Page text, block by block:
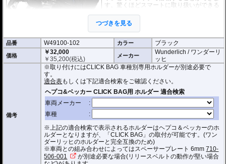
す。驚くほどスマートに取り扱いができる
現。
撥水加工が施された耐久性が非常に高い生
地を採用。
形状保持設計で、中身が空の状態でも型崩れせず、高速走行におけるバタつ
きを防ぎます。
防水インナー、防水ジッパーを装備しており、高い防水性能を有しておりま
す。(完全防水を保証するものではありません)
ジッパーにはタグが付けられており、グローブを付けたままでも簡単に開け
閉めできます。
バッグをホルダーから取り外す時もレシーバーのストラップを引くだけ。給
油時も邪魔になりません。
オプションでスペーサー
をご用意しております。タンクとタンクバッグのク
リアランスの調節が可能です。
容量 : 約6L(拡張時8L)
D x W x H(cm) : 約 33 x 20 x 16.5(拡張時:20)
※サイズ/画像からハンドルなどと干渉しないことをあらかじめご確認の上お求
つづきを見る
品番 W49100-102 カラー ブラック
価格
￥32,000
￥35,200(税込) メーカー
Wunderlich / ワンダーリ
ッヒ
備考
※取り付けにはCLICK BAG 車種別専用ホルダーが別途必要で
す。
適合表もしくは下記適合検索をご確認ください。
※上記の適合検索で表示されるホルダーはヘプコ＆ベッカーのホ
ルダーとなりますが、「CLICK BAG」の取付が可能です。(ワン
ダーリッヒのホルダーと完全互換のため)
※車両との組み合わせによってはスペーサープレート 6mm710-
506-001
が別途必要な場合(リリースベルトの動作が堅い場合